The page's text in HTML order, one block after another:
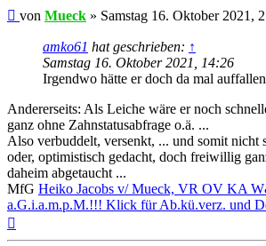
Beitrag
von Mueck » Samstag 16. Oktober 2021,
amko61 hat geschrieben: ↑
Samstag 16. Oktober 2021, 14:26
Irgendwo hätte er doch da mal
Andererseits: Als Leiche wäre er noch
ganz ohne Zahnstatusabfrage o.ä. ...
Also verbuddelt, versenkt, ... und somit nicht
oder, optimistisch gedacht, doch freiwillig
daheim abgetaucht ...
MfG Heiko Jacobs v/ Mueck, VR OV KA
a.G.i.a.m.p.M.!!! Klick für Ab.kü.verz. und
oben